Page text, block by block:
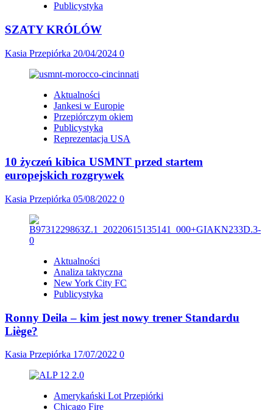
Publicystyka
SZATY KRÓLÓW
Kasia Przepiórka 20/04/2024 0
Aktualności
Jankesi w Europie
Przepiórczym okiem
Publicystyka
Reprezentacja USA
10 życzeń kibica USMNT przed startem
europejskich rozgrywek
Kasia Przepiórka 05/08/2022 0
Aktualności
Analiza taktyczna
New York City FC
Publicystyka
Ronny Deila – kim jest nowy trener Standardu
Liège?
Kasia Przepiórka 17/07/2022 0
Amerykański Lot Przepiórki
Chicago Fire